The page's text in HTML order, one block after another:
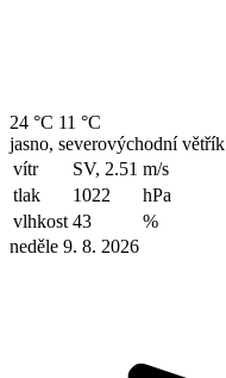
24 °C 11 °C
jasno, severovýchodní větřík
vítr
SV, 2.51 m/s
tlak
1022
hPa
vlhkost 43
%
neděle 9. 8. 2026